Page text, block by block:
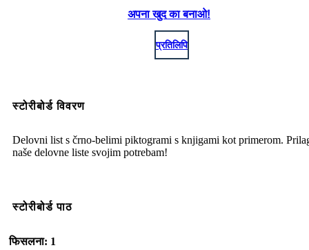
अपना खुद का बनाओ!
प्रतिलिपि
स्टोरीबोर्ड विवरण
Delovni list s črno-belimi piktogrami s knjigami kot primerom.
naše delovne liste svojim potrebam!
स्टोरीबोर्ड पाठ
फिसलना: 1